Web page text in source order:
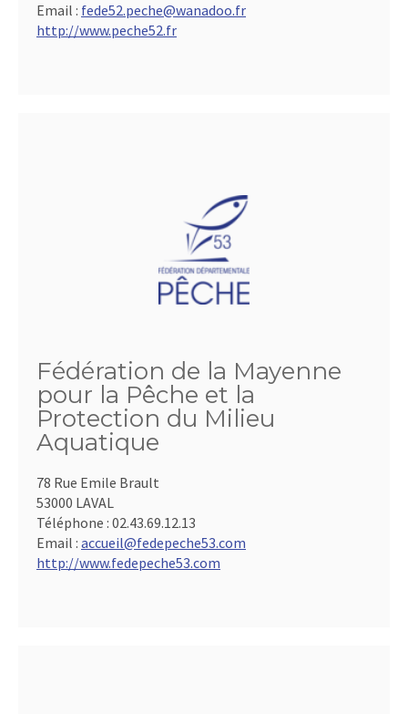
Email : fede52.peche@wanadoo.fr
http://www.peche52.fr
Fédération de la Mayenne
pour la Pêche et la
Protection du Milieu
Aquatique
78 Rue Emile Brault
53000 LAVAL
Téléphone : 02.43.69.12.13
Email : accueil@fedepeche53.com
http://www.fedepeche53.com